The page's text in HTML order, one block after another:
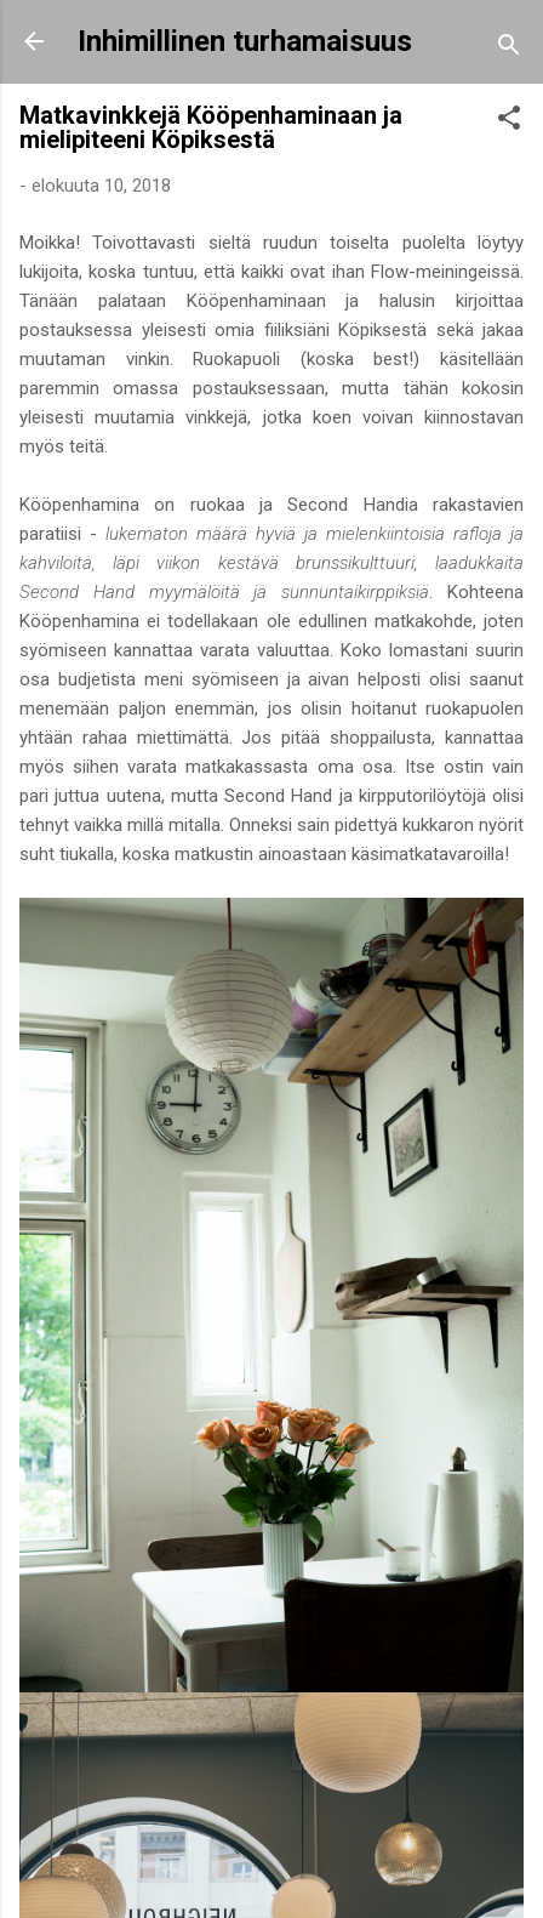
Siirry pääsisältöön
Inhimillinen turhamaisuus
Matkavinkkejä Kööpenhaminaan ja
mielipiteeni Köpiksestä
- elokuuta 10, 2018
Moikka! Toivottavasti sieltä ruudun toiselta puolelta löytyy
lukijoita, koska tuntuu, että kaikki ovat ihan Flow-meiningeissä.
Tänään palataan Kööpenhaminaan ja halusin kirjoittaa
postauksessa yleisesti omia fiiliksiäni Köpiksestä sekä jakaa
muutaman vinkin. Ruokapuoli (koska best!) käsitellään
paremmin omassa postauksessaan, mutta tähän kokosin
yleisesti muutamia vinkkejä, jotka koen voivan kiinnostavan
myös teitä.
Kööpenhamina on ruokaa ja Second Handia rakastavien
paratiisi - lukematon määrä hyviä ja mielenkiintoisia rafloja ja
kahviloita, läpi viikon kestävä brunssikulttuuri, laadukkaita
Second Hand myymälöitä ja sunnuntaikirppiksiä . Kohteena
Kööpenhamina ei todellakaan ole edullinen matkakohde, joten
syömiseen kannattaa varata valuuttaa. Koko lomastani suurin
osa budjetista meni syömiseen ja aivan helposti olisi saanut
menemään paljon enemmän, jos olisin hoitanut ruokapuolen
yhtään rahaa miettimättä. Jos pitää shoppailusta, kannattaa
myös siihen varata matkakassasta oma osa. Itse ostin vain
pari juttua uutena, mutta Second Hand ja kirpputorilöytöjä olisi
tehnyt vaikka millä mitalla. Onneksi sain pidettyä kukkaron nyörit
suht tiukalla, koska matkustin ainoastaan käsimatkatavaroilla!